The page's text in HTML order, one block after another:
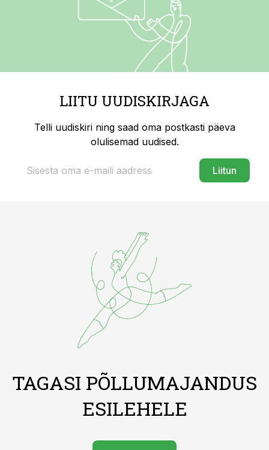
LIITU UUDISKIRJAGA
Telli uudiskiri ning saad oma postkasti päeva
olulisemad uudised.
Liitun
TAGASI PÕLLUMAJANDUS
ESILEHELE